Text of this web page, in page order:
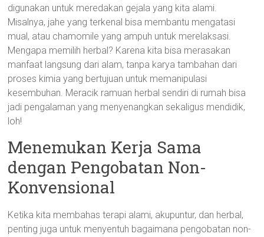
digunakan untuk meredakan gejala yang kita alami.
Misalnya, jahe yang terkenal bisa membantu mengatasi
mual, atau chamomile yang ampuh untuk merelaksasi.
Mengapa memilih herbal? Karena kita bisa merasakan
manfaat langsung dari alam, tanpa karya tambahan dari
proses kimia yang bertujuan untuk memanipulasi
kesembuhan. Meracik ramuan herbal sendiri di rumah bisa
jadi pengalaman yang menyenangkan sekaligus mendidik,
loh!
Menemukan Kerja Sama
dengan Pengobatan Non-
Konvensional
Ketika kita membahas terapi alami, akupuntur, dan herbal,
penting juga untuk menyentuh bagaimana pengobatan non-